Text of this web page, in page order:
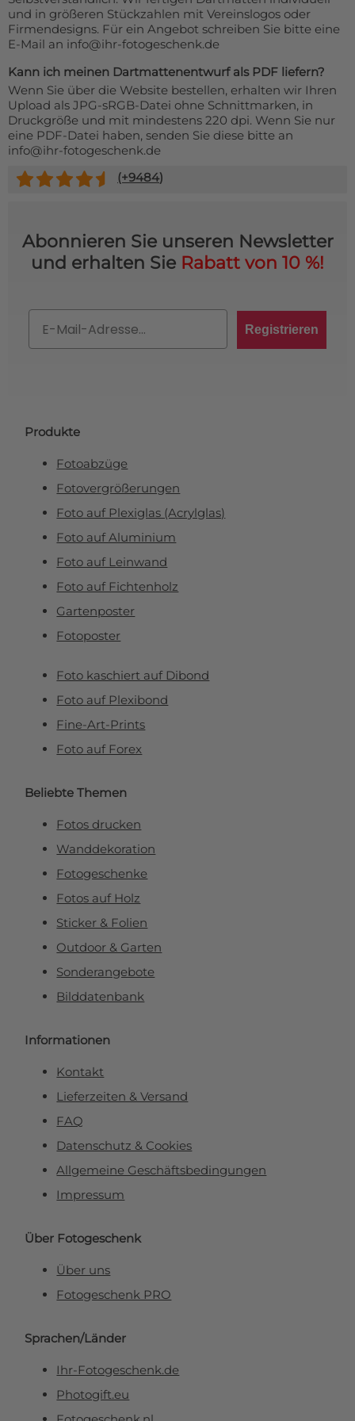
und in größeren Stückzahlen mit Vereinslogos oder
Firmendesigns. Für ein Angebot schreiben Sie bitte eine
E-Mail an info@ihr-fotogeschenk.de
Kann ich meinen Dartmattenentwurf als PDF liefern?
Wenn Sie über die Website bestellen, erhalten wir Ihren
Upload als JPG-sRGB-Datei ohne Schnittmarken, in
Druckgröße und mit mindestens 220 dpi. Wenn Sie nur
eine PDF-Datei haben, senden Sie diese bitte an
info@ihr-fotogeschenk.de
(+9484)
Abonnieren Sie unseren Newsletter
und erhalten Sie Rabatt von 10 %!
Registrieren
Produkte
Fotoabzüge
Fotovergrößerungen
Foto auf Plexiglas (Acrylglas)
Foto auf Aluminium
Foto auf Leinwand
Foto auf Fichtenholz
Gartenposter
Fotoposter
Foto kaschiert auf Dibond
Foto auf Plexibond
Fine-Art-Prints
Foto auf Forex
Beliebte Themen
Fotos drucken
Wanddekoration
Fotogeschenke
Fotos auf Holz
Sticker & Folien
Outdoor & Garten
Sonderangebote
Bilddatenbank
Informationen
Kontakt
Lieferzeiten & Versand
FAQ
Datenschutz & Cookies
Allgemeine Geschäftsbedingungen
Impressum
Über Fotogeschenk
Über uns
Fotogeschenk PRO
Sprachen/Länder
Ihr-Fotogeschenk.de
Photogift.eu